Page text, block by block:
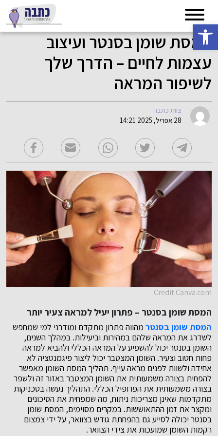
פתח סרגל נגישות
המסת שומן בסנטר ועיצוב
עצמות לחיים – הדרך שלך
לשיפור המראה
צוות כתבה
28 אפריל, 2025 14:21
Credit Canva.com
המסת שומן בסנטר – פתרון יעיל למראה צעיר יותר
המסת שומן בסנטרמהווה פתרון מתקדם ומודרני למי שמחפש
לשדרג את המראה שלהם במהירות וביעילות. במהלך השנים,
השומן בסנטר יכול להשפיע על המראה הכללי ולהביא למראה
פחות חטוב וצעיר. השומן המצטבר יכול ליצור פיגמנטציה לא
אחידה ולשוות לפנים מראה עייף. תהליך המסת השומן מאפשר
להפחית בצורה משמעותית את השומן המצטבר באזור זה ולשפר
בצורה משמעותית את הפרופיל הכללי. התהליך נעשה בטכניקות
מתקדמות שאינן מצריכות ניתוח, מה שמפחית את הסיכונים
ומקצר את זמן ההתאוששות. במקרים מסוימים, המסת שומן
בסנטר יכולה לסייע גם בהפחתת גודש בצוואר, על ידי צמצום
רקמות השומן שמועכות את צידי הצוואר.